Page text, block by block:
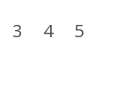
3 4
5